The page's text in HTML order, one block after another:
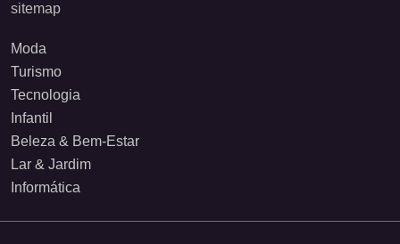
sitemap
Moda
Turismo
Tecnologia
Infantil
Beleza & Bem-Estar
Lar & Jardim
Informática